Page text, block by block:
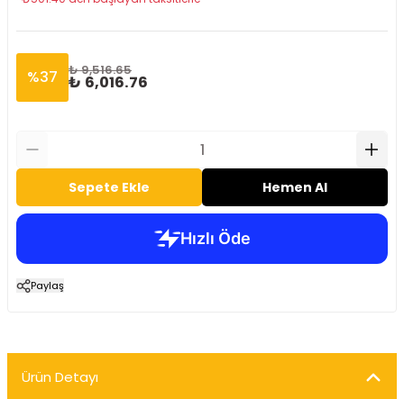
%37 ₺ 9,516.65
₺ 6,016.76
Sepete Ekle Hemen Al
Paylaş
Ürün Detayı